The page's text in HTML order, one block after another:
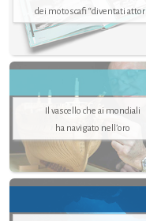
dei motoscafi “diventati
Il vascello che ai mondiali
ha navigato nell’oro